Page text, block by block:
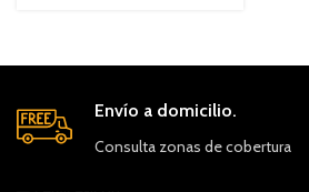
Envío a domicilio.
Consulta zonas de cobertura